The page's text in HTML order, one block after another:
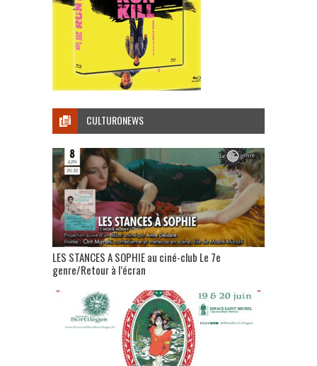
CULTURONEWS
LES STANCES A SOPHIE au ciné-club Le 7e
genre/Retour à l’écran